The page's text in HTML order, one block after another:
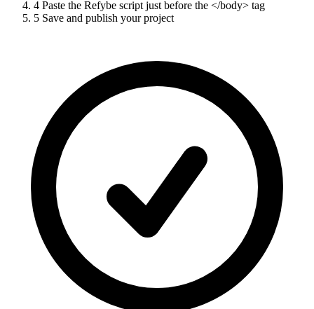
4 Paste the Refybe script just before the </body> tag
5 Save and publish your project